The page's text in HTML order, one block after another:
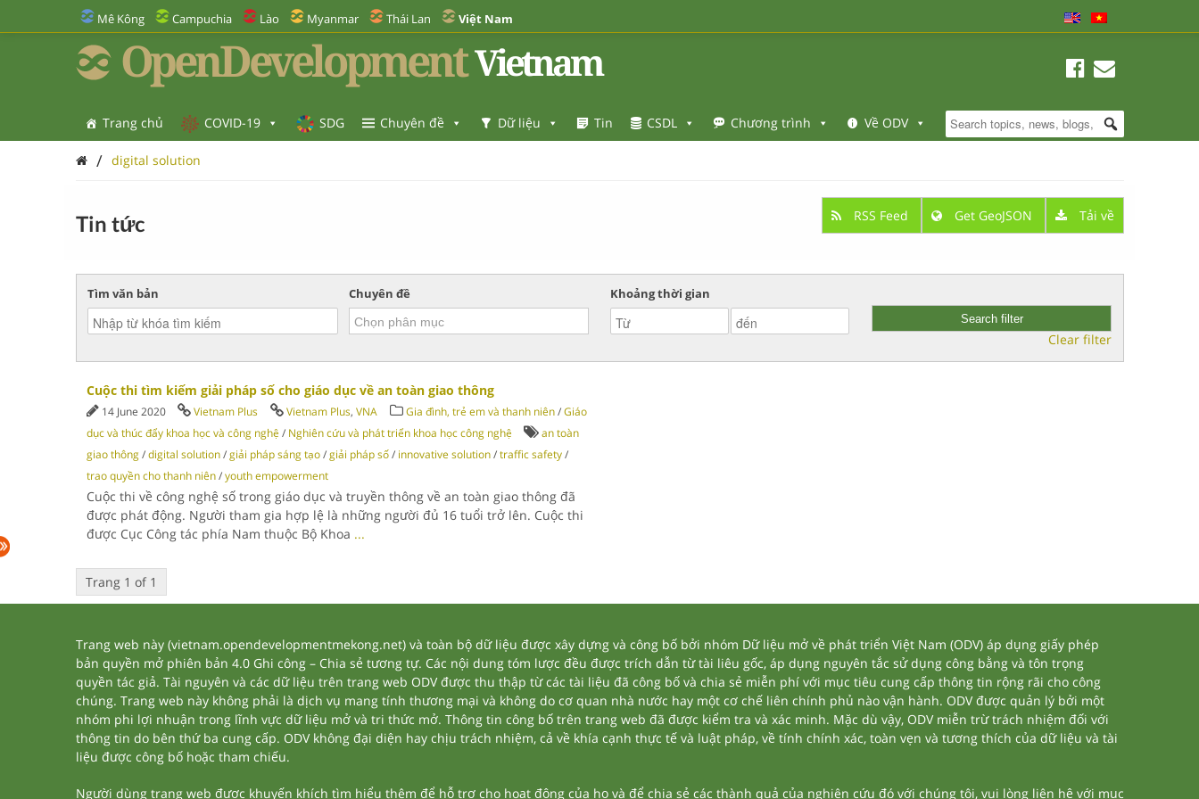
Mê Kông Campuchia Lào Myanmar Thái Lan Việt Nam
OpenDevelopment Vietnam
Trang chủ COVID-19 SDG Chuyên đề Dữ liệu Tin CSDL Chương trình Về ODV
/ digital solution
Tin tức RSS Feed Get GeoJSON Tải về
Tìm văn bản Chuyên đề Khoảng thời gian
Clear filter
Cuộc thi tìm kiếm giải pháp số cho giáo dục về an toàn giao thông
14 June 2020 Vietnam Plus Vietnam Plus, VNA Gia đình, trẻ em và thanh niên/Giáo
dục và thúc đẩy khoa học và công nghệ / Nghiên cứu và phát triển khoa học công nghệ
an toàn
giao thông/digital solution/giải pháp sáng tạo/giải pháp số/ innovative solution/traffic safety/
trao quyền cho thanh niên/youth empowerment
Cuộc thi về công nghệ số trong giáo dục và truyền thông về an toàn giao thông đã
được phát động. Người tham gia hợp lệ là những người đủ 16 tuổi trở lên. Cuộc thi
được Cục Công tác phía Nam thuộc Bộ Khoa ...
Trang 1 of 1
Trang web này (vietnam.opendevelopmentmekong.net) và toàn bộ dữ liệu được xây dựng và công bố bởi nhóm Dữ liệu mở về phát triển Việt Nam (ODV) áp dụng giấy phép
bản quyền mở phiên bản 4.0 Ghi công – Chia sẻ tương tự. Các nội dung tóm lược đều được trích dẫn từ tài liêu gốc, áp dụng nguyên tắc sử dụng công bằng và tôn trọng
quyền tác giả. Tài nguyên và các dữ liệu trên trang web ODV được thu thập từ các tài liệu đã công bố và chia sẻ miễn phí với mục tiêu cung cấp thông tin rộng rãi cho công
chúng. Trang web này không phải là dịch vụ mang tính thương mại và không do cơ quan nhà nước hay một cơ chế liên chính phủ nào vận hành. ODV được quản lý bởi một
nhóm phi lợi nhuận trong lĩnh vực dữ liệu mở và tri thức mở. Thông tin công bố trên trang web đã được kiểm tra và xác minh. Mặc dù vậy, ODV miễn trừ trách nhiệm đối với
thông tin do bên thứ ba cung cấp. ODV không đại diện hay chịu trách nhiệm, cả về khía cạnh thực tế và luật pháp, về tính chính xác, toàn vẹn và tương thích của dữ liệu và tài
liệu được công bố hoặc tham chiếu.
Người dùng trang web được khuyến khích tìm hiểu thêm để hỗ trợ cho hoạt động của họ và để chia sẻ các thành quả của nghiên cứu đó với chúng tôi, vui lòng liên hệ với mục